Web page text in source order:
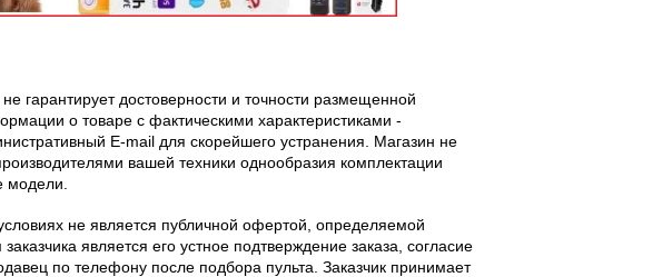
гарантирует достоверности и точности размещенной
о товаре с фактическими характеристиками -
E-mail для скорейшего устранения. Магазин не
вашей техники однообразия комплектации
модели.
не является публичной офертой, определяемой
является его устное подтверждение заказа, согласие
по телефону после подбора пульта. Заказчик принимает